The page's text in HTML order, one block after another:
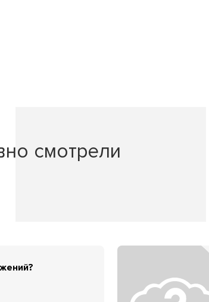
смотрели